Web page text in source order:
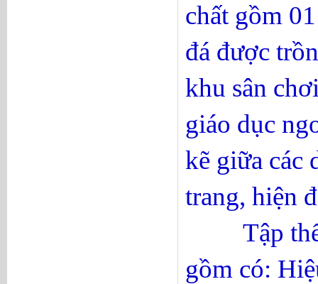
chất gồm
đá được
khu sân
giáo dục
kẽ giữa các
trang, hiện
Tập thể
gồm có: